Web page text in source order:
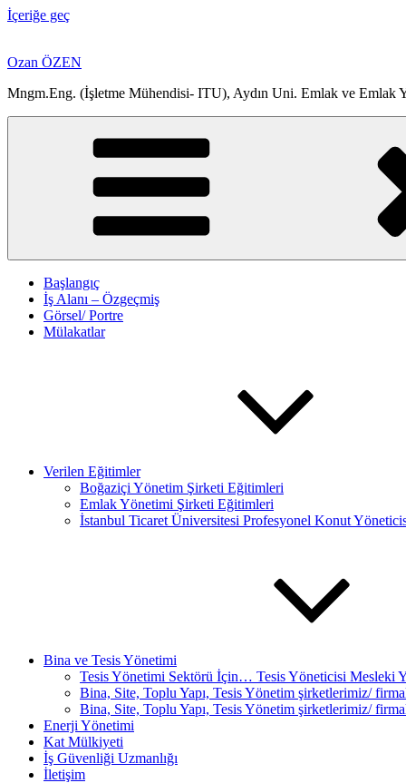
İçeriğe geç
Ozan ÖZEN
Mngm.Eng. (İşletme Mühendisi- ITU), Aydın Uni. Emlak ve Emlak
Başlangıç
İş Alanı – Özgeçmiş
Görsel/ Portre
Mülakatlar
Verilen Eğitimler
Boğaziçi Yönetim Şirketi Eğitimleri
Emlak Yönetimi Şirketi Eğitimleri
İstanbul Ticaret Üniversitesi Profesyonel Konut
Bina ve Tesis Yönetimi
Tesis Yönetimi Sektörü İçin… Tesis Yöneticisi Mesleki
Bina, Site, Toplu Yapı, Tesis Yönetim şirketlerimiz/
Bina, Site, Toplu Yapı, Tesis Yönetim şirketlerimiz/
Enerji Yönetimi
Kat Mülkiyeti
İş Güvenliği Uzmanlığı
İletişim